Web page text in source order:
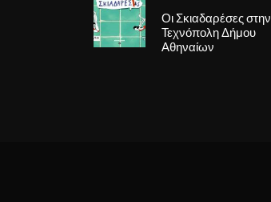
Οι Σκιαδαρέσες στην
Τεχνόπολη Δήμου
Αθηναίων